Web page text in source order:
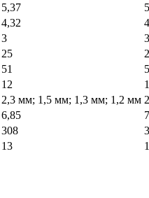
5,37
4,32
3
3
25
51
12
2,3 мм; 1,5 мм; 1,3 мм; 1,2 мм
6,85
308
13